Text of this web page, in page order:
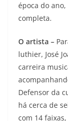
época do
completa.
O artista –
luthier, José
carreira
Defensor da
há cerca de
com 14